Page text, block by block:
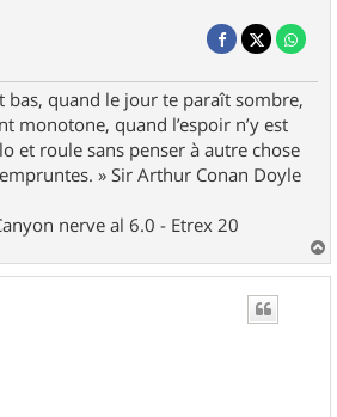
bas, quand le jour te paraît sombre,
monotone, quand l’espoir n’y est
et roule sans penser à autre chose
» Sir Arthur Conan Doyle
nerve al 6.0 - Etrex 20
a
u